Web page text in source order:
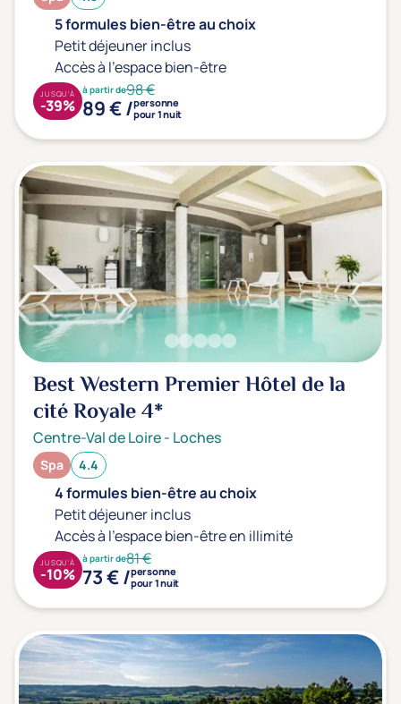
5 formules bien-être au choix
Petit déjeuner inclus
Accès à l'espace bien-être
à partir de98 €
89 € /personne
pour 1 nuit
JUSQU'À
-39%
Best Western Premier Hôtel de la
cité Royale4*
Centre-Val de Loire- Loches
Spa 4.4
4 formules bien-être au choix
Petit déjeuner inclus
Accès à l'espace bien-être en illimité
à partir de81 €
73 € /personne
pour 1 nuit
JUSQU'À
-10%